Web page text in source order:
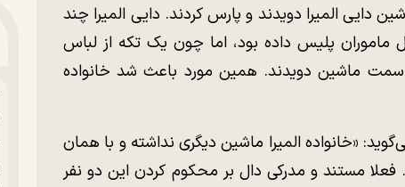
دایی المیرا دویدند و پارس کردند. دایی المیرا چند
ماموران پلیس داده بود، اما چون یک تکه از لباس
سمت ماشین دویدند. همین مورد باعث شد خانواده
«خانواده المیرا ماشین دیگری نداشته و با همان
فعلا مستند و مدرکی دال بر محکوم کردن این دو نفر